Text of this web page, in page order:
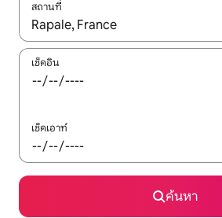
สถานที่
ใช้ลูกศรขึ้นลง หรือใช้การสัมผัสหรือปัด เ
เช็คอิน
เช็คเอาท์
ค้นหา